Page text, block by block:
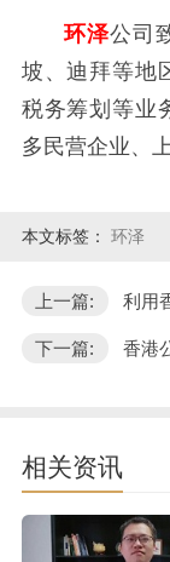
环泽公司
坡、迪拜等地
税务筹划等业
多民营企业、
本文标签： 环泽
上一篇: 利用
下一篇: 香港
相关资讯